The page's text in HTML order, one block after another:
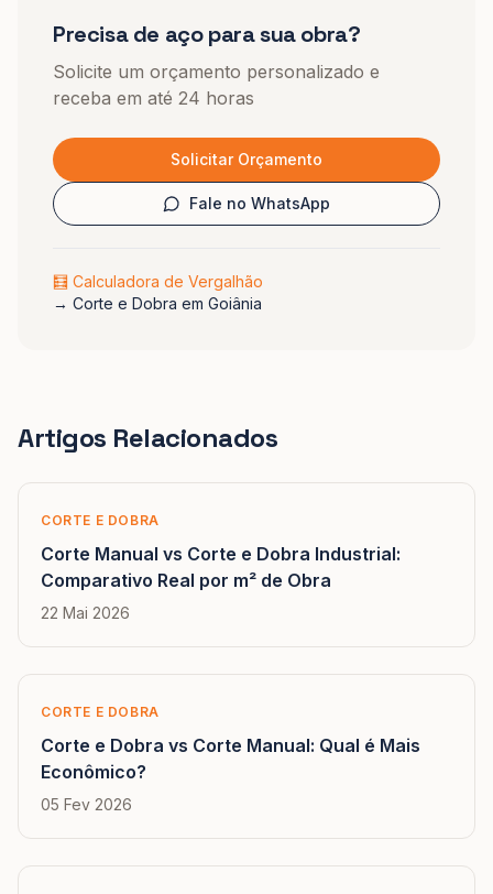
Precisa de aço para sua obra?
Solicite um orçamento personalizado e
receba em até 24 horas
Solicitar Orçamento
Fale no WhatsApp
🧮 Calculadora de Vergalhão
→ Corte e Dobra em Goiânia
Artigos Relacionados
CORTE E DOBRA
Corte Manual vs Corte e Dobra Industrial:
Comparativo Real por m² de Obra
22 Mai 2026
CORTE E DOBRA
Corte e Dobra vs Corte Manual: Qual é Mais
Econômico?
05 Fev 2026